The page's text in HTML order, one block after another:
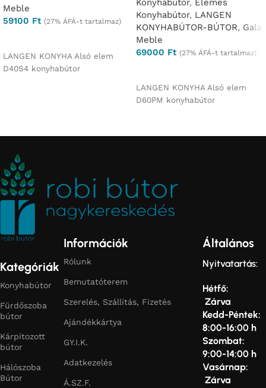
Meble
59100 Ft (27% ÁFÁ-t tartalmaz)
LANGEN KONYHA Alsó elem
D40S4 konyhabútor
Konyhabútor, Elemes
Konyhabútor, LANGEN
KONYHABÚTOR-BÚTOR, Gala
Meble
69000 Ft (27% ÁFÁ-t tartalmaz)
LANGEN KONYHA Alsó elem
D60PM konyhabútor
Kategóriák
Konyhabútor
Fürdőszoba
bútor
Kárpitozott
bútor
Hálószoba
Bútor
Információk
Rólunk
Bemutatóterem
Szerelés, Szállítás, Fizetés
Ajándékkártya
GY.I.K.
Adatkezelés
Á.SZ.F.
Általános
Nyitvatartás:
Hétfő:
Zárva
Kedd-Péntek:
8:00-16:00 h
Szombat:
9:00-14:00 h
Vasárnap:
Zárva